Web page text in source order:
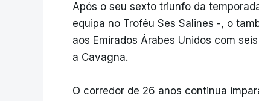
Após o seu sexto triunfo da
equipa no Troféu Ses Salines -, o
aos Emirados Árabes Unidos com
a Cavagna.
O corredor de 26 anos continua